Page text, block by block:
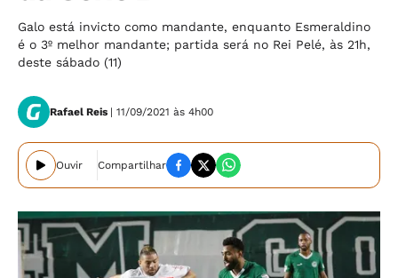
Galo está invicto como mandante, enquanto Esmeraldino
é o 3º melhor mandante; partida será no Rei Pelé, às 21h,
deste sábado (11)
Rafael Reis | 11/09/2021 às 4h00
Ouvir Compartilhar